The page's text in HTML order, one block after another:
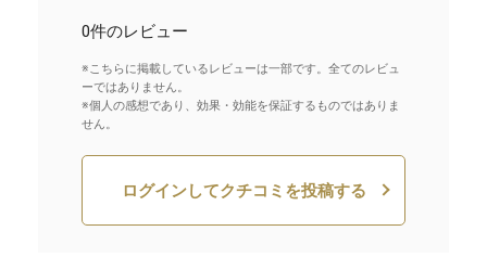
0件のレビュー
※こちらに掲載しているレビューは一部です。全てのレビュ
ーではありません。
※個人の感想であり、効果・効能を保証するものではありま
せん。
ログインしてクチコミを投稿する